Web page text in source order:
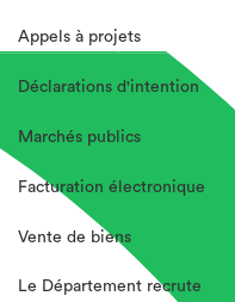
Appels à projets
Déclarations d'intention
Marchés publics
Facturation électronique
Vente de biens
Le Département recrute